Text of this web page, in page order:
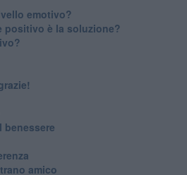
emotivo?
positivo è la soluzione?
amico